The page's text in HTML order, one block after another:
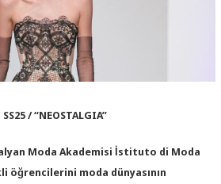
/ “NEOSTALGIA”
Moda Akademisi İstituto di Moda
öğrencilerini moda dünyasının